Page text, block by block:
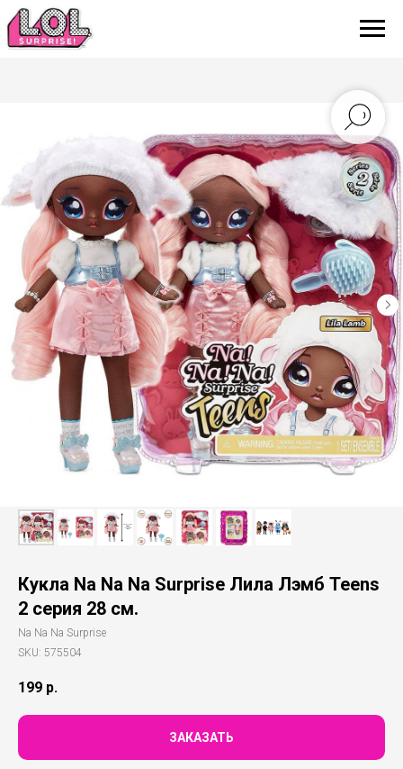
Кукла Na Na Na Surprise Лила Лэмб Teens
2 серия 28 см.
Na Na Na Surprise
SKU: 575504
199 р.
ЗАКАЗАТЬ